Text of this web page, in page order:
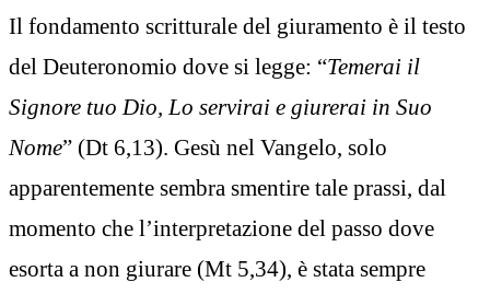
Il fondamento scritturale del giuramento è il testo
del Deuteronomio dove si legge: “Temerai il
Signore tuo Dio, Lo servirai e giurerai in Suo
Nome” (Dt 6,13). Gesù nel Vangelo, solo
apparentemente sembra smentire tale prassi, dal
momento che l’interpretazione del passo dove
esorta a non giurare (Mt 5,34), è stata sempre